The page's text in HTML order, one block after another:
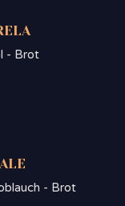
- Brot
- Brot